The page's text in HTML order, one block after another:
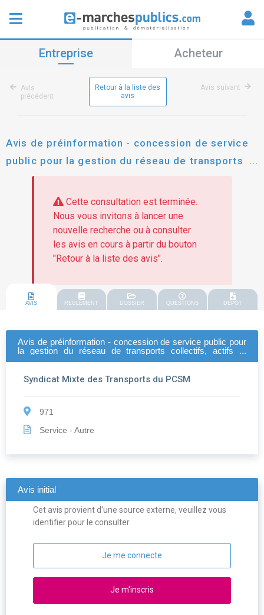
Entreprise Acheteur
Avis
précédent
Retour à la liste des
avis
Avis suivant
Avis de préinformation - concession de service
public pour la gestion du réseau de transports
collectifs, actifs et partagés de guadeloupe
Cette consultation est terminée.
Nous vous invitons à lancer une
nouvelle recherche ou à consulter
les avis en cours à partir du bouton
"Retour à la liste des avis".
AVIS REGLEMENT DOSSIER QUESTIONS DEPOT
Avis de préinformation - concession de service public pour
la gestion du réseau de transports collectifs, actifs et
Syndicat Mixte des Transports du PCSM
971
Service - Autre
Avis initial
Cet avis provient d'une source externe, veuillez vous
identifier pour le consulter.
Je me connecte
Je m'inscris